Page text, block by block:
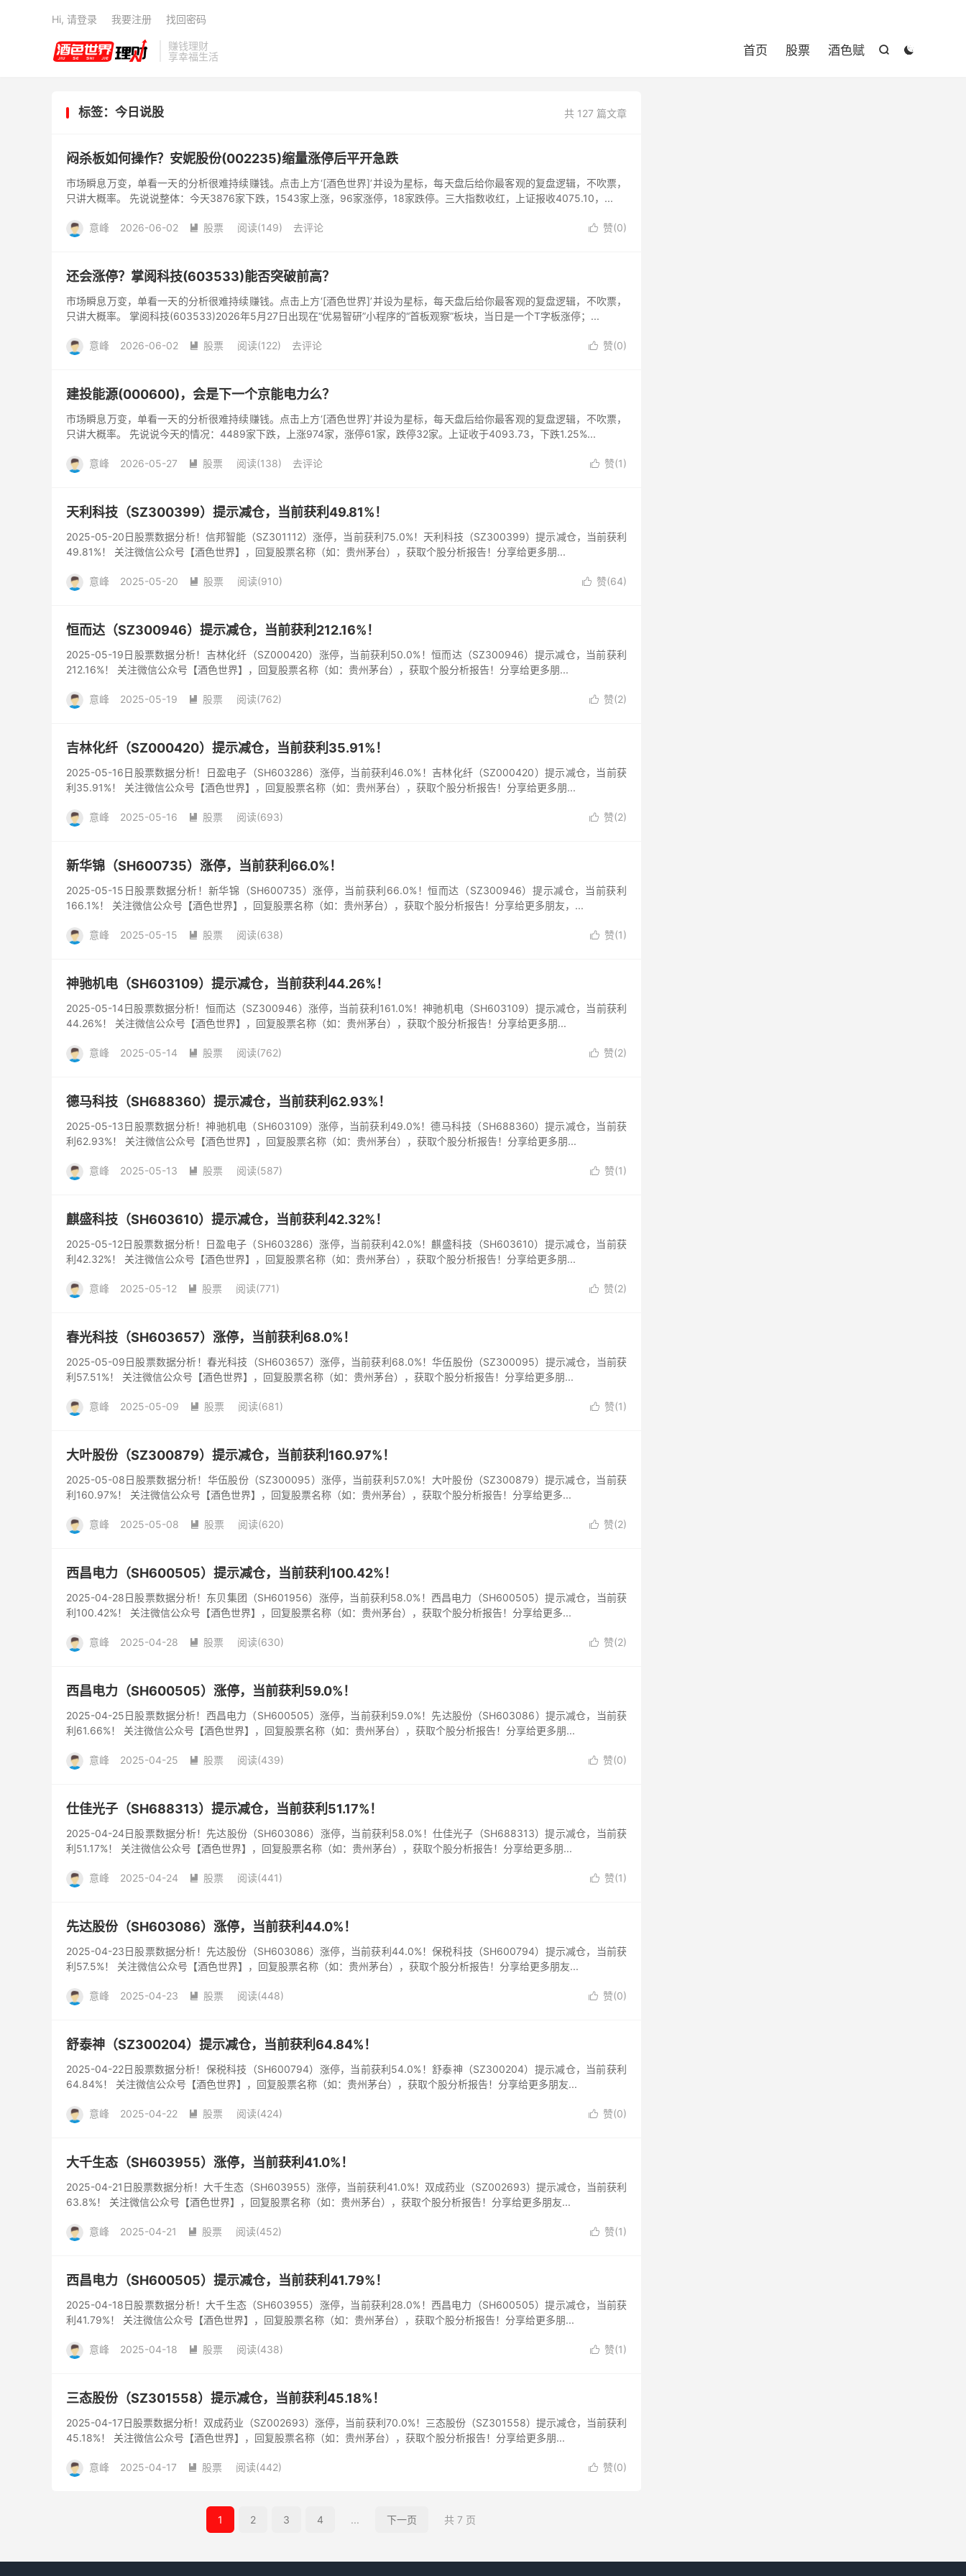
赚钱理财
享幸福生活


首页 股票 酒色赋
Hi, 请登录 我要注册 找回密码
共 127 篇文章
标签：今日说股
闷杀板如何操作？安妮股份(002235)缩量涨停后平开急跌
市场瞬息万变，单看一天的分析很难持续赚钱。点击上方‘[酒色世界]’并设为星标，每天盘后给你最客观的复盘逻辑，不吹票，
只讲大概率。 先说说整体：今天3876家下跌，1543家上涨，96家涨停，18家跌停。三大指数收红，上证报收4075.10，...
 赞(0)
意峰 2026-06-02  股票 阅读(149) 去评论
还会涨停？掌阅科技(603533)能否突破前高？
市场瞬息万变，单看一天的分析很难持续赚钱。点击上方‘[酒色世界]’并设为星标，每天盘后给你最客观的复盘逻辑，不吹票，
只讲大概率。 掌阅科技(603533)2026年5月27日出现在“优易智研”小程序的“首板观察”板块，当日是一个T字板涨停；...
 赞(0)
意峰 2026-06-02  股票 阅读(122) 去评论
建投能源(000600)，会是下一个京能电力么？
市场瞬息万变，单看一天的分析很难持续赚钱。点击上方‘[酒色世界]’并设为星标，每天盘后给你最客观的复盘逻辑，不吹票，
只讲大概率。 先说说今天的情况：4489家下跌，上涨974家，涨停61家，跌停32家。上证收于4093.73，下跌1.25%...
 赞(1)
意峰 2026-05-27  股票 阅读(138) 去评论
天利科技（SZ300399）提示减仓，当前获利49.81%！
2025-05-20日股票数据分析！信邦智能（SZ301112）涨停，当前获利75.0%！天利科技（SZ300399）提示减仓，当前获利
49.81%！ 关注微信公众号【酒色世界】，回复股票名称（如：贵州茅台），获取个股分析报告！分享给更多朋...
 赞(64)
意峰 2025-05-20  股票 阅读(910)
恒而达（SZ300946）提示减仓，当前获利212.16%！
2025-05-19日股票数据分析！吉林化纤（SZ000420）涨停，当前获利50.0%！恒而达（SZ300946）提示减仓，当前获利
212.16%！ 关注微信公众号【酒色世界】，回复股票名称（如：贵州茅台），获取个股分析报告！分享给更多朋...
 赞(2)
意峰 2025-05-19  股票 阅读(762)
吉林化纤（SZ000420）提示减仓，当前获利35.91%！
2025-05-16日股票数据分析！日盈电子（SH603286）涨停，当前获利46.0%！吉林化纤（SZ000420）提示减仓，当前获
利35.91%！ 关注微信公众号【酒色世界】，回复股票名称（如：贵州茅台），获取个股分析报告！分享给更多朋...
 赞(2)
意峰 2025-05-16  股票 阅读(693)
新华锦（SH600735）涨停，当前获利66.0%！
2025-05-15日股票数据分析！新华锦（SH600735）涨停，当前获利66.0%！恒而达（SZ300946）提示减仓，当前获利
166.1%！ 关注微信公众号【酒色世界】，回复股票名称（如：贵州茅台），获取个股分析报告！分享给更多朋友，...
 赞(1)
意峰 2025-05-15  股票 阅读(638)
神驰机电（SH603109）提示减仓，当前获利44.26%！
2025-05-14日股票数据分析！恒而达（SZ300946）涨停，当前获利161.0%！神驰机电（SH603109）提示减仓，当前获利
44.26%！ 关注微信公众号【酒色世界】，回复股票名称（如：贵州茅台），获取个股分析报告！分享给更多朋...
 赞(2)
意峰 2025-05-14  股票 阅读(762)
德马科技（SH688360）提示减仓，当前获利62.93%！
2025-05-13日股票数据分析！神驰机电（SH603109）涨停，当前获利49.0%！德马科技（SH688360）提示减仓，当前获
利62.93%！ 关注微信公众号【酒色世界】，回复股票名称（如：贵州茅台），获取个股分析报告！分享给更多朋...
 赞(1)
意峰 2025-05-13  股票 阅读(587)
麒盛科技（SH603610）提示减仓，当前获利42.32%！
2025-05-12日股票数据分析！日盈电子（SH603286）涨停，当前获利42.0%！麒盛科技（SH603610）提示减仓，当前获
利42.32%！ 关注微信公众号【酒色世界】，回复股票名称（如：贵州茅台），获取个股分析报告！分享给更多朋...
 赞(2)
意峰 2025-05-12  股票 阅读(771)
春光科技（SH603657）涨停，当前获利68.0%！
2025-05-09日股票数据分析！春光科技（SH603657）涨停，当前获利68.0%！华伍股份（SZ300095）提示减仓，当前获
利57.51%！ 关注微信公众号【酒色世界】，回复股票名称（如：贵州茅台），获取个股分析报告！分享给更多朋...
 赞(1)
意峰 2025-05-09  股票 阅读(681)
大叶股份（SZ300879）提示减仓，当前获利160.97%！
2025-05-08日股票数据分析！华伍股份（SZ300095）涨停，当前获利57.0%！大叶股份（SZ300879）提示减仓，当前获
利160.97%！ 关注微信公众号【酒色世界】，回复股票名称（如：贵州茅台），获取个股分析报告！分享给更多...
 赞(2)
意峰 2025-05-08  股票 阅读(620)
西昌电力（SH600505）提示减仓，当前获利100.42%！
2025-04-28日股票数据分析！东贝集团（SH601956）涨停，当前获利58.0%！西昌电力（SH600505）提示减仓，当前获
利100.42%！ 关注微信公众号【酒色世界】，回复股票名称（如：贵州茅台），获取个股分析报告！分享给更多...
 赞(2)
意峰 2025-04-28  股票 阅读(630)
西昌电力（SH600505）涨停，当前获利59.0%！
2025-04-25日股票数据分析！西昌电力（SH600505）涨停，当前获利59.0%！先达股份（SH603086）提示减仓，当前获
利61.66%！ 关注微信公众号【酒色世界】，回复股票名称（如：贵州茅台），获取个股分析报告！分享给更多朋...
 赞(0)
意峰 2025-04-25  股票 阅读(439)
仕佳光子（SH688313）提示减仓，当前获利51.17%！
2025-04-24日股票数据分析！先达股份（SH603086）涨停，当前获利58.0%！仕佳光子（SH688313）提示减仓，当前获
利51.17%！ 关注微信公众号【酒色世界】，回复股票名称（如：贵州茅台），获取个股分析报告！分享给更多朋...
 赞(1)
意峰 2025-04-24  股票 阅读(441)
先达股份（SH603086）涨停，当前获利44.0%！
2025-04-23日股票数据分析！先达股份（SH603086）涨停，当前获利44.0%！保税科技（SH600794）提示减仓，当前获
利57.5%！ 关注微信公众号【酒色世界】，回复股票名称（如：贵州茅台），获取个股分析报告！分享给更多朋友...
 赞(0)
意峰 2025-04-23  股票 阅读(448)
舒泰神（SZ300204）提示减仓，当前获利64.84%！
2025-04-22日股票数据分析！保税科技（SH600794）涨停，当前获利54.0%！舒泰神（SZ300204）提示减仓，当前获利
64.84%！ 关注微信公众号【酒色世界】，回复股票名称（如：贵州茅台），获取个股分析报告！分享给更多朋友...
 赞(0)
意峰 2025-04-22  股票 阅读(424)
大千生态（SH603955）涨停，当前获利41.0%！
2025-04-21日股票数据分析！大千生态（SH603955）涨停，当前获利41.0%！双成药业（SZ002693）提示减仓，当前获利
63.8%！ 关注微信公众号【酒色世界】，回复股票名称（如：贵州茅台），获取个股分析报告！分享给更多朋友...
 赞(1)
意峰 2025-04-21  股票 阅读(452)
西昌电力（SH600505）提示减仓，当前获利41.79%！
2025-04-18日股票数据分析！大千生态（SH603955）涨停，当前获利28.0%！西昌电力（SH600505）提示减仓，当前获
利41.79%！ 关注微信公众号【酒色世界】，回复股票名称（如：贵州茅台），获取个股分析报告！分享给更多朋...
 赞(1)
意峰 2025-04-18  股票 阅读(438)
三态股份（SZ301558）提示减仓，当前获利45.18%！
2025-04-17日股票数据分析！双成药业（SZ002693）涨停，当前获利70.0%！三态股份（SZ301558）提示减仓，当前获利
45.18%！ 关注微信公众号【酒色世界】，回复股票名称（如：贵州茅台），获取个股分析报告！分享给更多朋...
 赞(0)
意峰 2025-04-17  股票 阅读(442)
1 2 3 4 ... 下一页 共 7 页